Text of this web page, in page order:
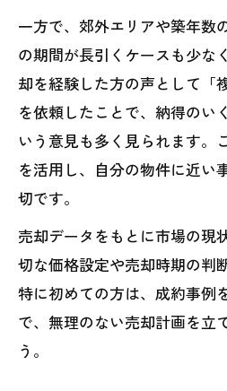
一方で、郊外エリアや築年数
の期間が長引くケースも少な
却を経験した方の声として「
を依頼したことで、納得のい
いう意見も多く見られます。
を活用し、自分の物件に近い
切です。
売却データをもとに市場の現
切な価格設定や売却時期の判
特に初めての方は、成約事例
で、無理のない売却計画を立
う。